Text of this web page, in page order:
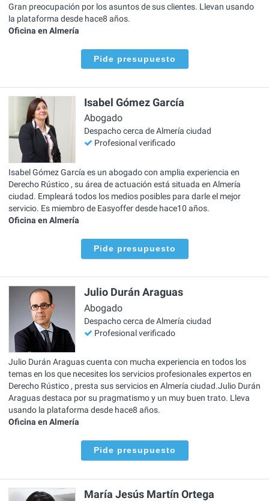
Gran preocupación por los asuntos de sus clientes. Llevan usando
la plataforma desde hace8 años.
Oficina en Almería
Pide presupuesto
Isabel Gómez García
Abogado
Despacho cerca de Almería ciudad
Profesional verificado
Isabel Gómez García es un abogado con amplia experiencia en
Derecho Rústico , su área de actuación está situada en Almería
ciudad. Empleará todos los medios posibles para darle el mejor
servicio. Es miembro de Easyoffer desde hace10 años.
Oficina en Almería
Pide presupuesto
Julio Durán Araguas
Abogado
Despacho cerca de Almería ciudad
Profesional verificado
Julio Durán Araguas cuenta con mucha experiencia en todos los
temas en los que necesites los servicios profesionales expertos en
Derecho Rústico , presta sus servicios en Almería ciudad.Julio Durán
Araguas destaca por su pragmatismo y un muy buen trato. Lleva
usando la plataforma desde hace8 años.
Oficina en Almería
Pide presupuesto
María Jesús Martín Ortega